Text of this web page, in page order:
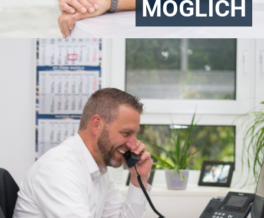
MÖGLICH